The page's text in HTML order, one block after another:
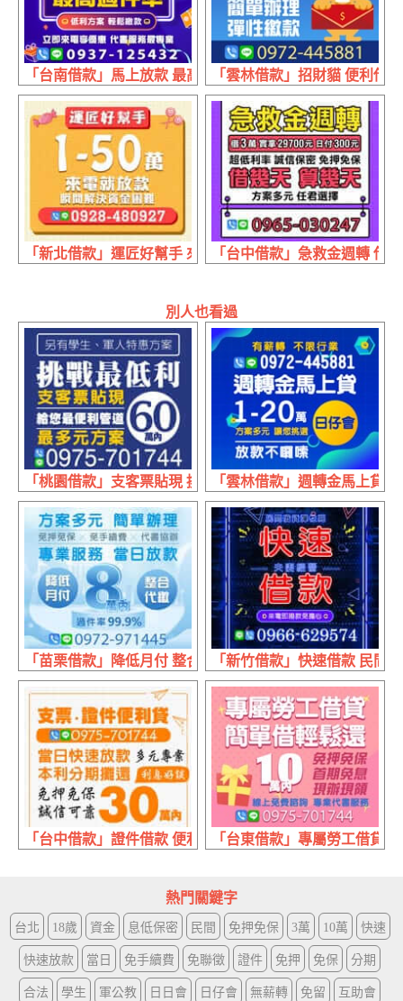
「台南借款」馬上放款 最高過件率 | 低利方案 輕鬆繳款
「雲林借款」招財貓 便利借
「新北借款」運匠好幫手 來電就放款 | 1~50萬 瞬間解決資
「台中借款」急救金週轉 借
別人也看過
「桃園借款」支客票貼現 挑戰最低利 | 60萬內 最多元的方
「雲林借款」週轉金馬上貸
「苗栗借款」降低月付 整合代繳 | 8萬內 免手續費代書協辦
「新竹借款」快速借款 民間
「台中借款」證件借款 便利貸 | 30萬內 當日快速放款本利
「台東借款」專屬勞工借貸
熱門關鍵字
台北 18歲 資金 息低保密 民間 免押免保 3萬 10萬 快速
快速放款 當日 免手續費 免聯徵 證件 免押 免保 分期
合法 學生 軍公教 日日會 日仔會 無薪轉 免留 互助會